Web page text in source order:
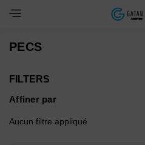
Toggle Navigation Menu
PECS
FILTERS
Affiner par
Aucun filtre appliqué